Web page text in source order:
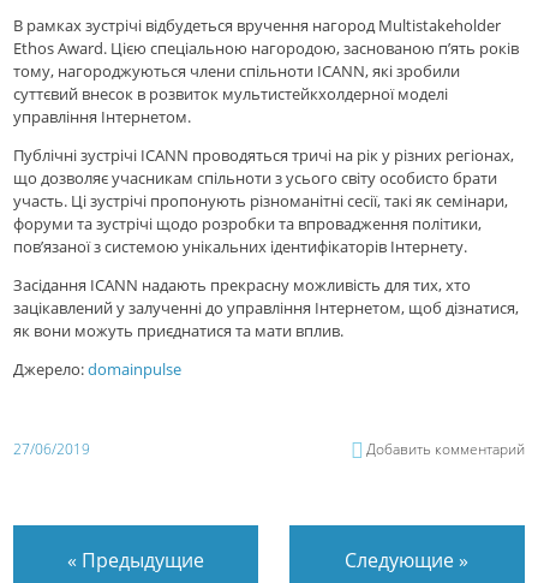
В рамках зустрічі відбудеться вручення нагород Multistakeholder
Ethos Award. Цією спеціальною нагородою, заснованою п’ять років
тому, нагороджуються члени спільноти ICANN, які зробили
суттєвий внесок в розвиток мультистейкхолдерної моделі
управління Інтернетом.
Публічні зустрічі ICANN проводяться тричі на рік у різних регіонах,
що дозволяє учасникам спільноти з усього світу особисто брати
участь. Ці зустрічі пропонують різноманітні сесії, такі як семінари,
форуми та зустрічі щодо розробки та впровадження політики,
пов’язаної з системою унікальних ідентифікаторів Інтернету.
Засідання ICANN надають прекрасну можливість для тих, хто
зацікавлений у залученні до управління Інтернетом, щоб дізнатися,
як вони можуть приєднатися та мати вплив.
Джерело:domainpulse
27/06/2019 Добавить комментарий
« Предыдущие Следующие»